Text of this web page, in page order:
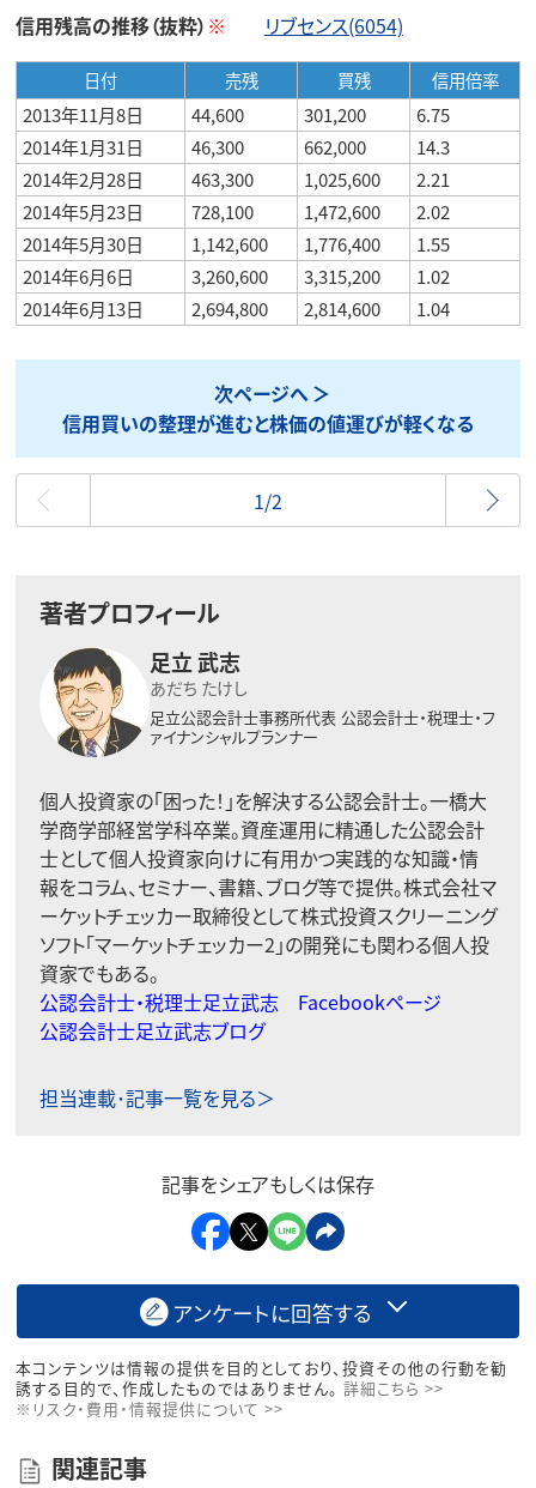
信用残高の推移（抜粋） ※ リブセンス(6054)
日付 売残 買残
信用倍率
2013年11月8日
44,600 301,200
6.75
2014年1月31日
46,300 662,000
14.3
2014年2月28日
463,300 1,025,600
2.21
2014年5月23日
728,100 1,472,600
2.02
2014年5月30日
1,142,600 1,776,400
1.55
2014年6月6日
3,260,600 3,315,200
1.02
2014年6月13日
2,694,800 2,814,600 1.04
次ページへ
信用買いの整理が進むと株価の値運びが軽くなる
最初
1/2
著者プロフィール
足立 武志
あだち たけし
足立公認会計士事務所代表 公認会計士・税理士・フ
ァイナンシャルプランナー
個人投資家の「困った！」を解決する公認会計士。一橋大
学商学部経営学科卒業。資産運用に精通した公認会計
士として個人投資家向けに有用かつ実践的な知識・情
報をコラム、セミナー、書籍、ブログ等で提供。株式会社マ
ーケットチェッカー取締役として株式投資スクリーニング
ソフト「マーケットチェッカー2」の開発にも関わる個人投
資家でもある。
公認会計士・税理士足立武志 Facebookページ
公認会計士足立武志ブログ
担当連載･記事一覧を見る＞
記事をシェアもしくは保存
アンケートに回答する
本コンテンツは情報の提供を目的としており、投資その他の行動を勧
誘する目的で、作成したものではありません。 詳細こちら >>
※リスク・費用・情報提供について >>
関連記事